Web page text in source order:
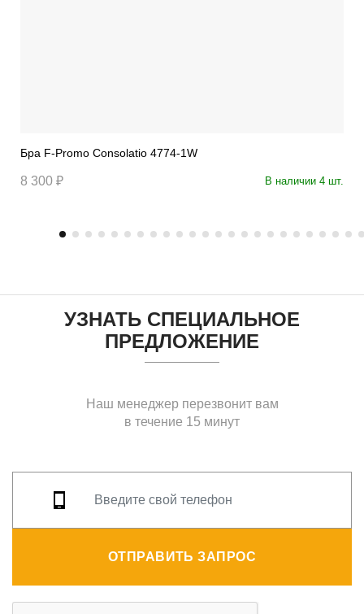
Бра F-Promo Consolatio 4774-1W
8 300 ₽ В наличии 4 шт.
УЗНАТЬ СПЕЦИАЛЬНОЕ
ПРЕДЛОЖЕНИЕ
Наш менеджер перезвонит вам
в течение 15 минут
ОТПРАВИТЬ ЗАПРОС